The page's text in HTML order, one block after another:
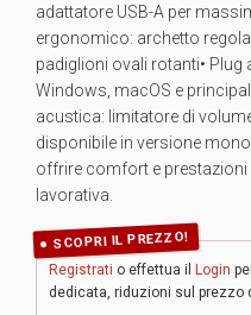
adattatore USB-A per
ergonomico: archetto
padiglioni ovali rotanti•
Windows, macOS e
acustica: limitatore di
disponibile in versione
offrire comfort e prestazioni
lavorativa.
SCOPRI IL PREZZO!
Registrati o effettua il Login
dedicata, riduzioni sul prezzo